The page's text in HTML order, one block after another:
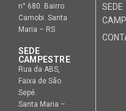
n° 680. Bairro
Camobi. Santa
Maria – RS
SEDE
CAMPESTRE
Rua da ABS,
Faixa de São
Sepé.
Santa Maria –
SEDE